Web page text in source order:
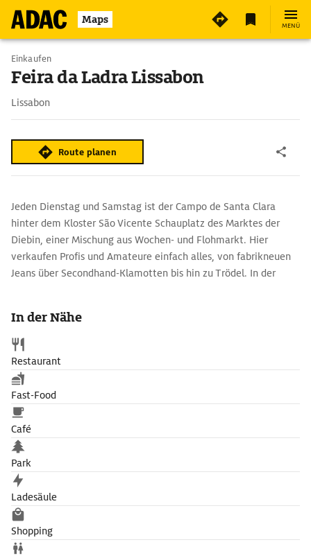
Maps MENÜ
Einkaufen
Feira da Ladra Lissabon
Lissabon
Route planen
Jeden Dienstag und Samstag ist der Campo de Santa Clara
hinter dem Kloster São Vicente Schauplatz des Marktes der
Diebin, einer Mischung aus Wochen- und Flohmarkt. Hier
verkaufen Profis und Amateure einfach alles, von fabrikneuen
Jeans über Secondhand-Klamotten bis hin zu Trödel. In der
In der Nähe
Restaurant
Fast-Food
Café
Park
Ladesäule
Shopping